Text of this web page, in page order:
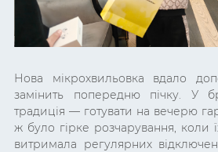
Нова мікрохвильовка вдало
замінить попередню пічку. У
традиція — готувати на вечерю
ж було гірке розчарування, коли
витримала регулярних